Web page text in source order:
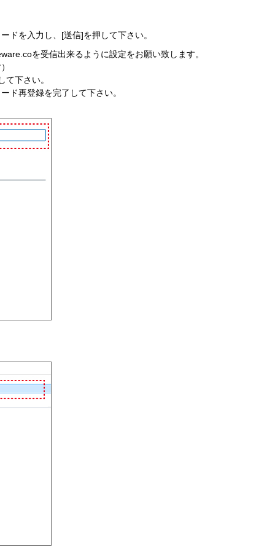
ドを入力し、[送信]を押して下さい。
を受信出来るように設定をお願い致します。
下さい。
ド再登録を完了して下さい。